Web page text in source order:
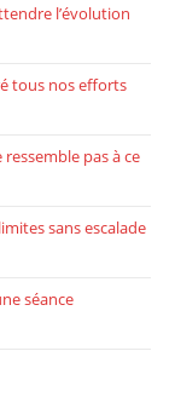
l’évolution
tous nos efforts
pas à ce
sans escalade
séance